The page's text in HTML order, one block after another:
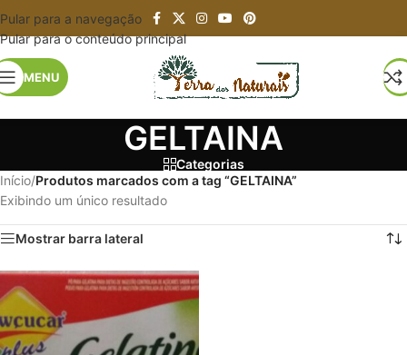
Pular para a navegação
Pular para o conteúdo principal
MENU
GELTAINA
Categorias
Início/Produtos marcados com a tag “GELTAINA”
Exibindo um único resultado
Mostrar barra lateral